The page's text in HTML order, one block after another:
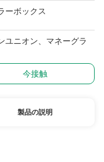
ーボックス
ニオン、マネーグラ
今接触
製品の説明